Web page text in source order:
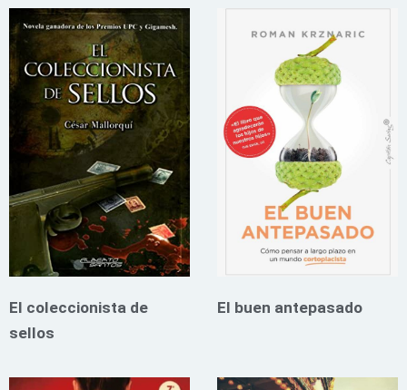
El coleccionista de
sellos
El buen antepasado